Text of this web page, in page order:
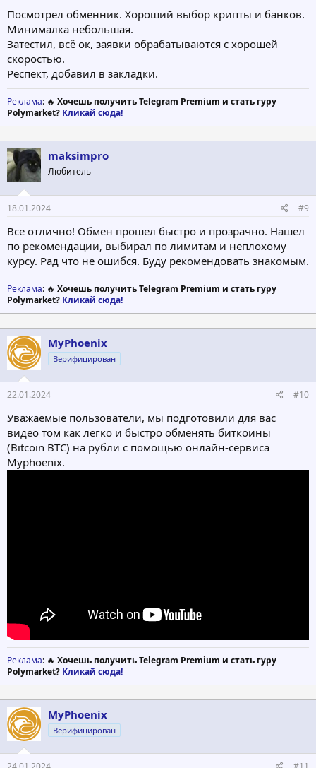
Посмотрел обменник. Хороший выбор крипты и банков.
Минималка небольшая.
Затестил, всё ок, заявки обрабатываются с хорошей
скоростью.
Респект, добавил в закладки.
Реклама: 🔥 Хочешь получить Telegram Premium и стать гуру
Polymarket? Кликай сюда!
maksimpro
Любитель
18.01.2024 #9
Все отлично! Обмен прошел быстро и прозрачно. Нашел
по рекомендации, выбирал по лимитам и неплохому
курсу. Рад что не ошибся. Буду рекомендовать знакомым.
Реклама: 🔥 Хочешь получить Telegram Premium и стать гуру
Polymarket? Кликай сюда!
MyPhoenix
Верифицирован
22.01.2024 #10
Уважаемые пользователи, мы подготовили для вас
видео том как легко и быстро обменять биткоины
(Bitcoin BTC) на рубли с помощью онлайн-сервиса
Myphoenix.
Реклама: 🔥 Хочешь получить Telegram Premium и стать гуру
Polymarket? Кликай сюда!
MyPhoenix
Верифицирован